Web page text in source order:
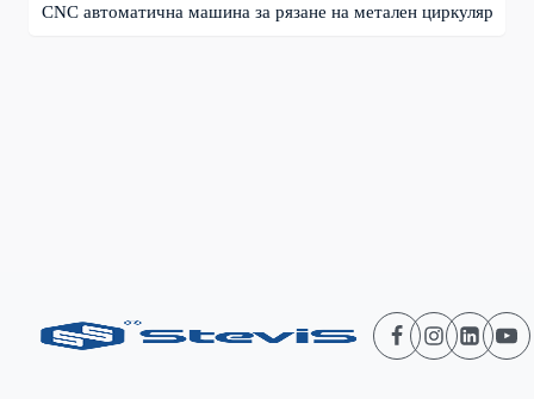
CNC автоматична машина за рязане на метален циркуляр